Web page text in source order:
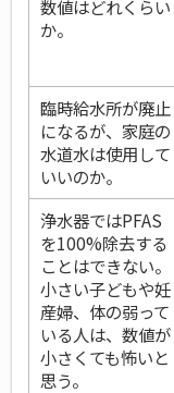
数値はどれくらい
か。
臨時給水所が廃止
になるが、家庭の
水道水は使用して
いいのか。
浄水器ではPFAS
を100%除去する
ことはできない。
小さい子どもや妊
産婦、体の弱って
いる人は、数値が
小さくても怖いと
思う。